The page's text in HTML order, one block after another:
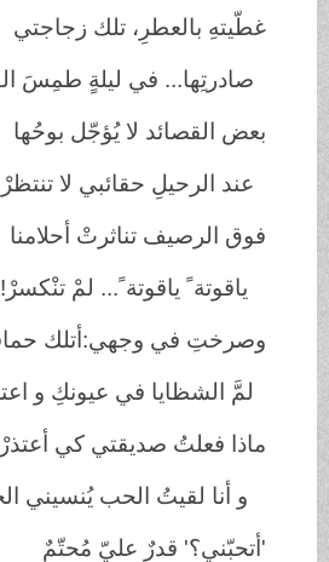
غطّيتهِ بالعطرِ، تلك زجاجتي
صادرتِها... في ليلةٍ طمِسَ
بعض القصائد لا يُؤجّل بوحُها
عند الرحيلِ حقائبي لا تنتظرْ
فوق الرصيف تناثرتْ أحلامنا
ياقوتة ً ياقوتة ً... لمْ تنْكسرْ!
وصرختِ في وجهي:أتلك حماقةٌ
لمَّ الشظايا في عيونكِ و
ماذا فعلتُ صديقتي كي أعتذرْ
و أنا لقيتُ الحب يُنسيني
'أتحبّني؟' قدرٌ عليّ مُحتّمٌ